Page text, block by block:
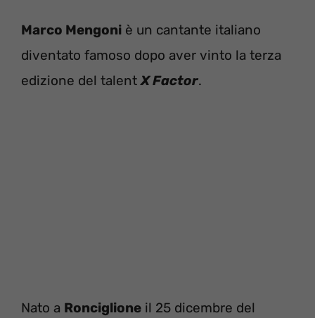
Marco Mengoni è un cantante italiano
diventato famoso dopo aver vinto la terza
edizione del talentX Factor.
Nato a Ronciglione il 25 dicembre del